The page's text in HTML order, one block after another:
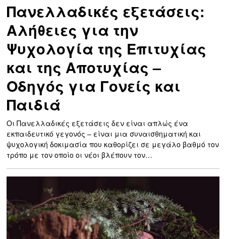
Πανελλαδικές εξετάσεις:
Αλήθειες για την
Ψυχολογία της Επιτυχίας
και της Αποτυχίας –
Οδηγός για Γονείς και
Παιδιά
Οι Πανελλαδικές εξετάσεις δεν είναι απλώς ένα
εκπαιδευτικό γεγονός – είναι μια συναισθηματική και
ψυχολογική δοκιμασία που καθορίζει σε μεγάλο βαθμό τον
τρόπο με τον οποίο οι νέοι βλέπουν τον…